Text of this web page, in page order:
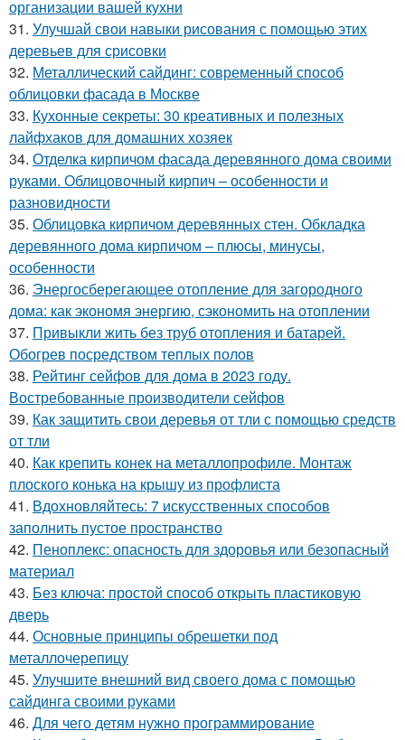
организации вашей кухни
31. Улучшай свои навыки рисования с помощью этих
деревьев для срисовки
32. Металлический сайдинг: современный способ
облицовки фасада в Москве
33. Кухонные секреты: 30 креативных и полезных
лайфхаков для домашних хозяек
34. Отделка кирпичом фасада деревянного дома своими
руками. Облицовочный кирпич – особенности и
разновидности
35. Облицовка кирпичом деревянных стен. Обкладка
деревянного дома кирпичом – плюсы, минусы,
особенности
36. Энергосберегающее отопление для загородного
дома: как экономя энергию, сэкономить на отоплении
37. Привыкли жить без труб отопления и батарей.
Обогрев посредством теплых полов
38. Рейтинг сейфов для дома в 2023 году.
Востребованные производители сейфов
39. Как защитить свои деревья от тли с помощью средств
от тли
40. Как крепить конек на металлопрофиле. Монтаж
плоского конька на крышу из профлиста
41. Вдохновляйтесь: 7 искусственных способов
заполнить пустое пространство
42. Пеноплекс: опасность для здоровья или безопасный
материал
43. Без ключа: простой способ открыть пластиковую
дверь
44. Основные принципы обрешетки под
металлочерепицу
45. Улучшите внешний вид своего дома с помощью
сайдинга своими руками
46. Для чего детям нужно программирование